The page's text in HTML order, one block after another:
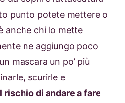
punto potete mettere o
anche chi lo mette
ne aggiungo poco
mascara un po’ più
scurirle e
rischio di andare a fare